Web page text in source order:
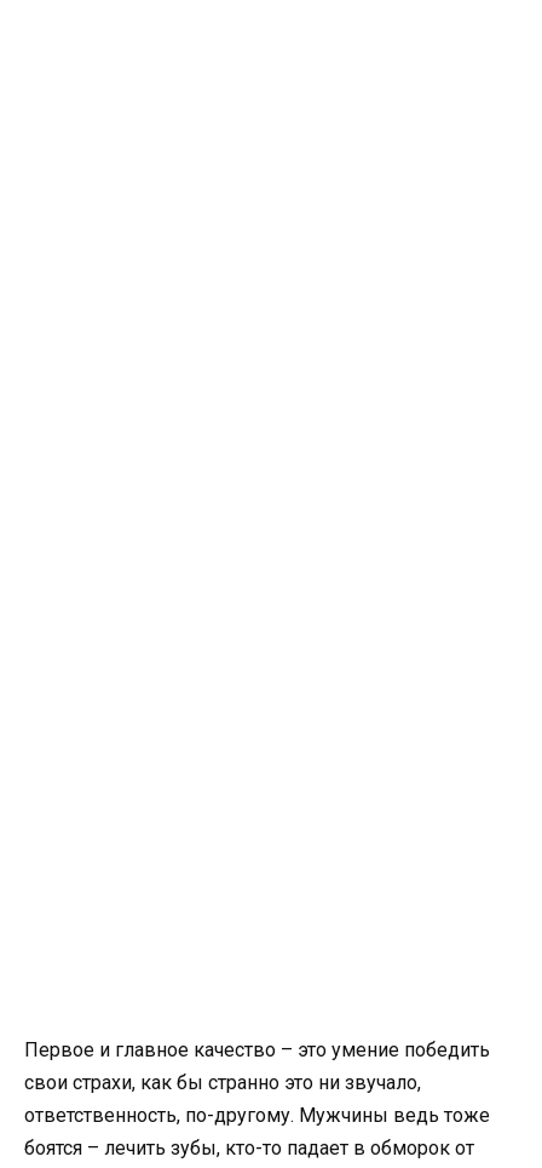
Первое и главное качество – это умение победить
свои страхи, как бы странно это ни звучало,
ответственность, по-другому. Мужчины ведь тоже
боятся – лечить зубы, кто-то падает в обморок от